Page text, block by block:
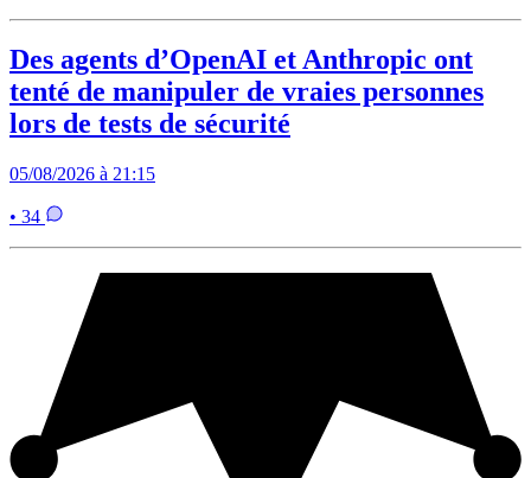
Des agents d’OpenAI et Anthropic ont
tenté de manipuler de vraies personnes
lors de tests de sécurité
05/08/2026 à 21:15
• 34